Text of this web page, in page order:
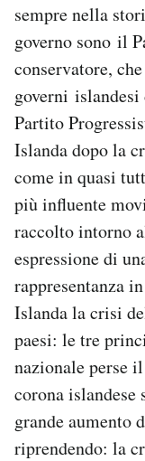
sempre nella
governo sono il
conservatore,
governi
Partito
Islanda dopo la
come in quasi
più influente
raccolto intorno
espressione di
rappresentanza
Islanda la crisi
paesi: le tre
nazionale perse
corona islandese
grande aumento
riprendendo: la